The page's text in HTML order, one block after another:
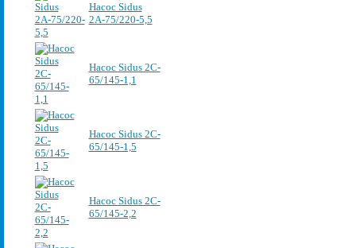
Насос Sidus
2А-75/220-5,5
Насос Sidus 2C-
65/145-1,1
Насос Sidus 2C-
65/145-1,5
Насос Sidus 2C-
65/145-2,2